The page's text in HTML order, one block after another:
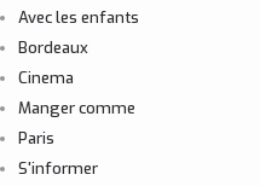
Avec les enfants
Bordeaux
Cinema
Manger comme
Paris
S'informer